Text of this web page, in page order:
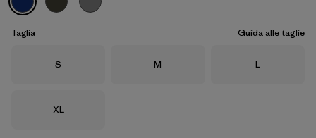
Classic Fitz Roy: Viking Blue
Taglia Guida alle taglie
Taglia
S Taglia
M Taglia
L
Taglia
XL